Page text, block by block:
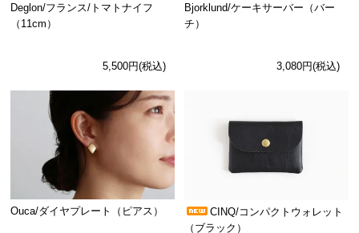
Deglon/フランス/トマトナイフ
（11cm）
5,500円(税込)
Bjorklund/ケーキサーバー（バー
チ）
3,080円(税込)
Ouca/ダイヤプレート（ピアス）
CINQ/コンパクトウォレット
（ブラック）